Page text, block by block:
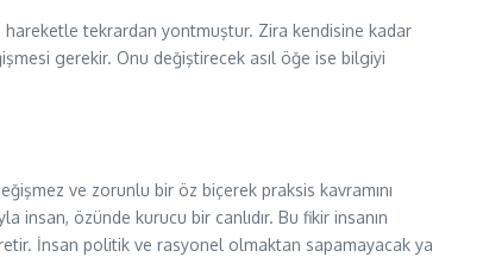
hareketle tekrardan yontmuştur. Zira kendisine kadar
gerekir. Onu değiştirecek asıl öğe ise bilgiyi
ve zorunlu bir öz biçerek praksis kavramını
insan, özünde kurucu bir canlıdır. Bu fikir insanın
İnsan politik ve rasyonel olmaktan sapamayacak ya